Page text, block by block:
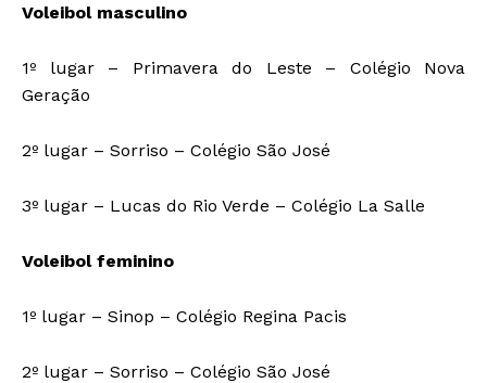
Voleibol masculino
1º lugar – Primavera do Leste – Colégio Nova
Geração
2º lugar – Sorriso – Colégio São José
3º lugar – Lucas do Rio Verde – Colégio La Salle
Voleibol feminino
1º lugar – Sinop – Colégio Regina Pacis
2º lugar – Sorriso – Colégio São José